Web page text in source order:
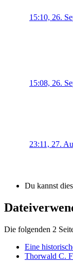
15:10, 26.
15:08, 26.
23:11, 27.
Du kannst
Die folgenden 2
Eine
Thorwald C.